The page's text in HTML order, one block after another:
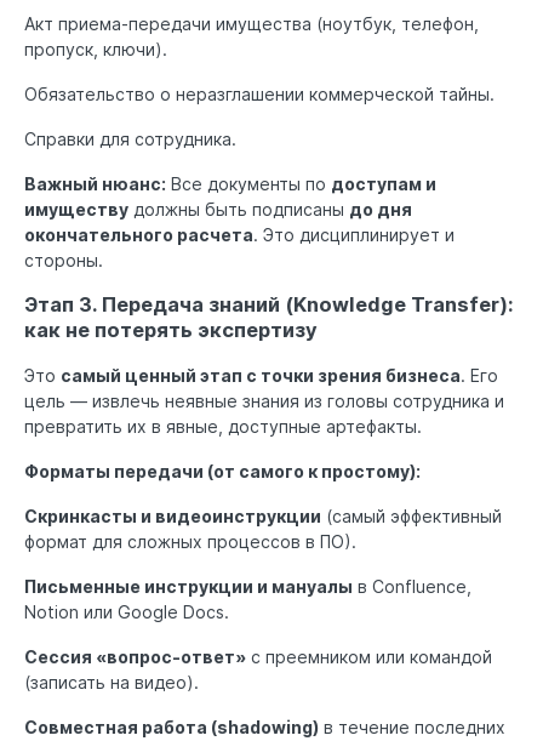
Акт приема-передачи имущества (ноутбук, телефон,
пропуск, ключи).
Обязательство о неразглашении коммерческой тайны.
Справки для сотрудника.
Важный нюанс: Все документы по доступам и
имуществу должны быть подписаны до дня
окончательного расчета. Это дисциплинирует и
стороны.
Этап 3. Передача знаний (Knowledge Transfer):
как не потерять экспертизу
Это самый ценный этап с точки зрения бизнеса. Его
цель — извлечь неявные знания из головы сотрудника и
превратить их в явные, доступные артефакты.
Форматы передачи (от самого к простому):
Скринкасты и видеоинструкции (самый эффективный
формат для сложных процессов в ПО).
Письменные инструкции и мануалы в Confluence,
Notion или Google Docs.
Сессия «вопрос-ответ» с преемником или командой
(записать на видео).
Совместная работа (shadowing) в течение последних